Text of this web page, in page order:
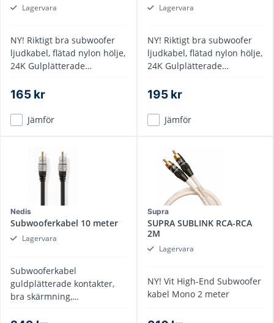
Lagervara
NY! Riktigt bra subwoofer
ljudkabel, flätad nylon hölje,
24K Gulplätterade
skärmning
165 kr
Jämför
Lagervara
NY! Riktigt bra subwoofer
ljudkabel, flätad nylon hölje,
24K Gulplätterade
skärmning
195 kr
Jämför
Nedis
Subwooferkabel 10 meter
Lagervara
Subwooferkabel
guldplätterade kontakter,
bra skärmning,
Supra
SUPRA SUBLINK RCA-RCA
2M
Lagervara
NY! Vit High-End Subwoofer
kabel Mono 2 meter